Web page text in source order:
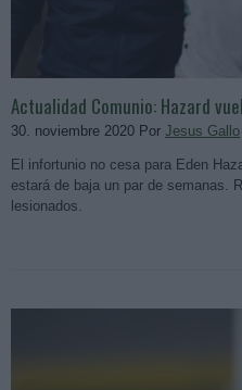
Actualidad Comunio: Hazard
30. noviembre 2020 Por Jesus Gallo
El infortunio no cesa para Eden
estará de baja un par de semanas.
lesionados.